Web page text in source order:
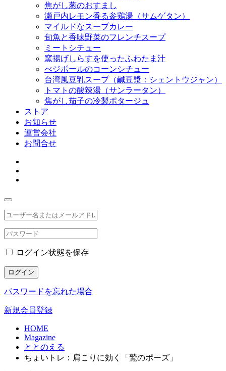
焦がし葱のおすまし
瀬戸内レモン香る参鶏湯（サムゲタン）
マイルドなスープカレー
旬魚と香味野菜のフレンチスープ
ミートシチュー
窯揚げしらすを使ったふわたま汁
べジボールのコーンシチュー
台湾風豆乳スープ（鹹豆漿：シェントウジャン）
トマトの酸辣湯（サンラータン）
焦がし茄子の冷製ポタージュ
ストア
お知らせ
運営会社
お問合せ
ログイン状態を保存
ログイン
パスワードを忘れた場合
新規会員登録
HOME
Magazine
ととのえる
ちょいトレ：肩こりに効く「鷲のポーズ」